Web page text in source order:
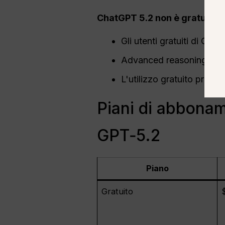
ChatGPT 5.2 non è gratuito.
Gli utenti gratuiti di
Advanced reasoning
L'utilizzo gratuito
Piani di
GPT‑5.2
Piano
Gratuito